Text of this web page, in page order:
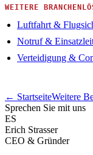
WEITERE
Luftfahrt &
Notruf &
Verteidigung &
← StartseiteWeitere
Sprechen Sie mit uns
ES
Erich Strasser
CEO & Gründer